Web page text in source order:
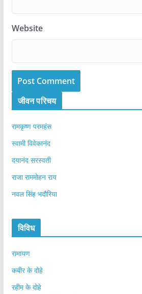
Website
जीवन परिचय
रामकृष्ण परमहंस
स्वामी विवेकानंद
दयानंद सरस्वती
राजा राममोहन राय
नवल सिंह भदौरिया
विविध
रामायण
कबीर के दोहे
रहीम के दोहे